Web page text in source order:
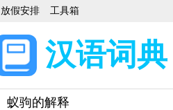
放假安排 工具箱
汉语词典
蚁驹的解释